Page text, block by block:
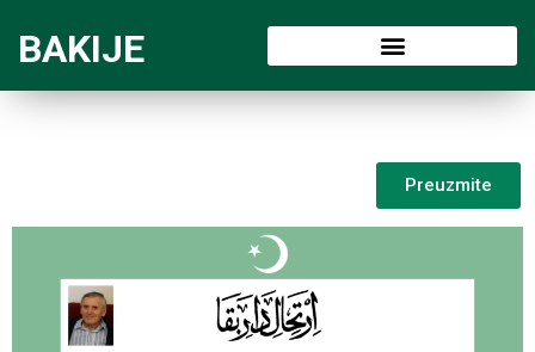
BAKIJE
Preuzmite